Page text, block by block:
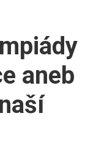
aneb